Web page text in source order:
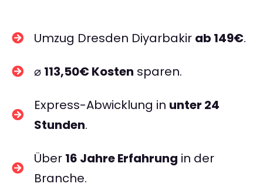
Umzug Dresden Diyarbakir ab 149€.
⌀ 113,50€ Kosten sparen.
Express-Abwicklung in unter 24
Stunden.
Über 16 Jahre Erfahrung in der
Branche.